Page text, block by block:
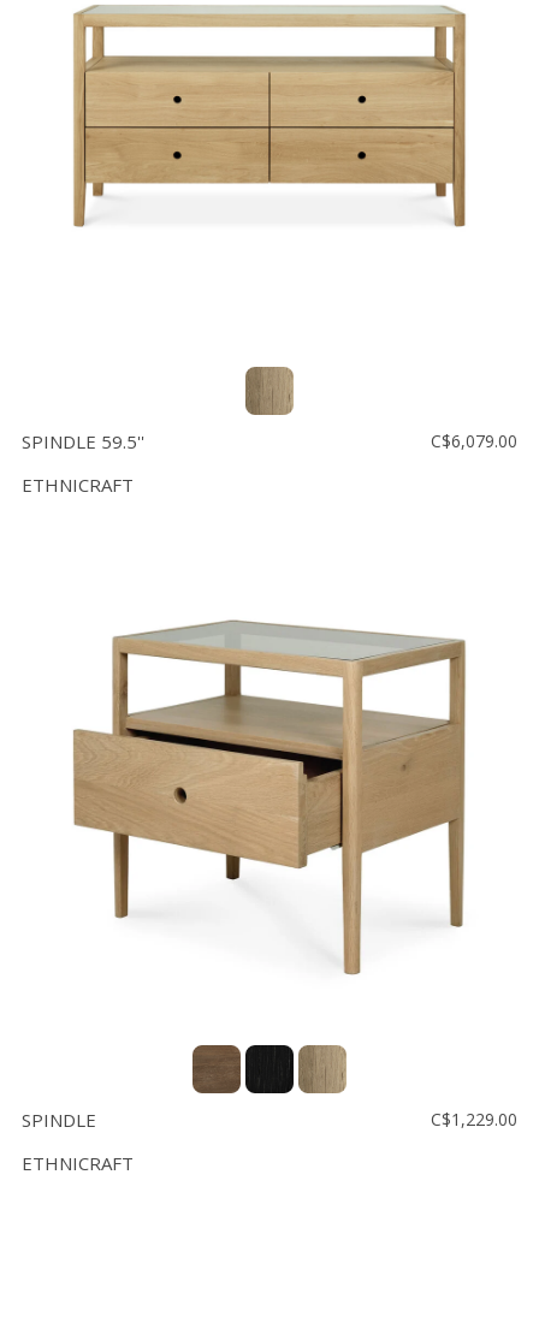
SPINDLE 59.5''
ETHNICRAFT
C$6,079.00
SPINDLE
ETHNICRAFT
C$1,229.00